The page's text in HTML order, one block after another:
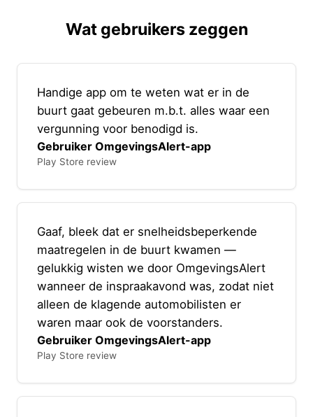
Wat gebruikers zeggen
Handige app om te weten wat er in de
buurt gaat gebeuren m.b.t. alles waar een
vergunning voor benodigd is.
Gebruiker OmgevingsAlert-app
Play Store review
Gaaf, bleek dat er snelheidsbeperkende
maatregelen in de buurt kwamen —
gelukkig wisten we door OmgevingsAlert
wanneer de inspraakavond was, zodat niet
alleen de klagende automobilisten er
waren maar ook de voorstanders.
Gebruiker OmgevingsAlert-app
Play Store review